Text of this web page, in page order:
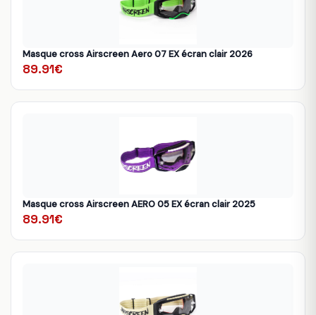
Masque cross Airscreen Aero 07 EX écran clair 2026
89.91€
Masque cross Airscreen AERO 05 EX écran clair 2025
89.91€